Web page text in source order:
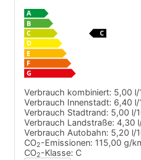
Verbrauch kombiniert: 5,00 l/
Verbrauch Innenstadt: 6,40 l/
Verbrauch Stadtrand: 5,00 l/
Verbrauch Landstraße: 4,30
Verbrauch Autobahn: 5,20 l/
CO2-Emissionen: 115,00 g/
CO2-Klasse: C